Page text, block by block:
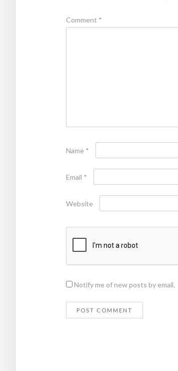
Comment *
Name *
Email *
Website
Notify me of new posts by email.